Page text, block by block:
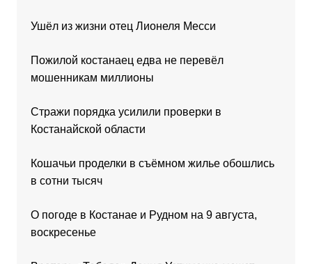
Ушёл из жизни отец Лионеля Месси
Пожилой костанаец едва не перевёл
мошенникам миллионы
Стражи порядка усилили проверки в
Костанайской области
Кошачьи проделки в съёмном жилье обошлись
в сотни тысяч
О погоде в Костанае и Рудном на 9 августа,
воскресенье